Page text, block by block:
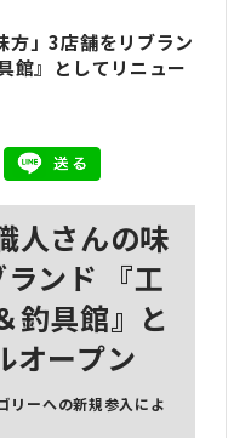
方」3店舗をリブラン
館』としてリニュー
人さんの味
ンド 『工
釣具館』と
オープン
リーへの新規参入によ